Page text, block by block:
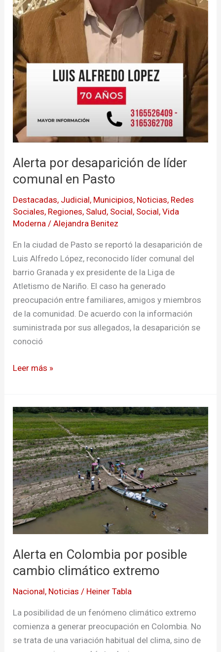
Alerta por desaparición de líder
comunal en Pasto
Destacadas, Judicial, Municipios, Noticias, Redes
Sociales, Regiones, Salud, Social, Social,Vida
Moderna /Alejandra Benitez
En la ciudad de Pasto se reportó la desaparición de
Luis Alfredo López, reconocido líder comunal del
barrio Granada y ex presidente de la Liga de
Atletismo de Nariño. El caso ha generado
preocupación entre familiares, amigos y miembros
de la comunidad. De acuerdo con la información
suministrada por sus allegados, la desaparición se
conoció
Leer más »
Alerta en Colombia por posible
cambio climático extremo
Nacional, Noticias / Heiner Tabla
La posibilidad de un fenómeno climático extremo
comienza a generar preocupación en Colombia. No
se trata de una variación habitual del clima, sino de
Alerta
en
Colombia
por
posible
cambio
climático
extremo